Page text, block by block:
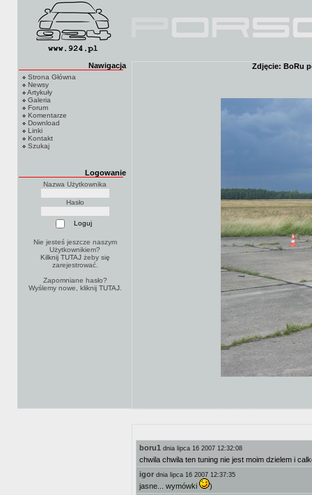
Nawigacja
Strona Główna
Newsy
Artykuły
Galeria
Forum
Komentarze
Download
Linki
Kontakt
Szukaj
Logowanie
Nazwa Użytkownika
Hasło
Nie jesteś jeszcze naszym
Użytkownikiem?
Kilknij TUTAJżeby się
zarejestrować.
Zapomniane hasło?
Wyślemy nowe, kliknij TUTAJ.
Zdjęcie: BoRu
boru1 dnia lipca 16 2007 12:32:08
chwila chwila ten tuning nie jest moim dzielem i
igor dnia lipca 16 2007 12:37:35
jasne... wymówki
)